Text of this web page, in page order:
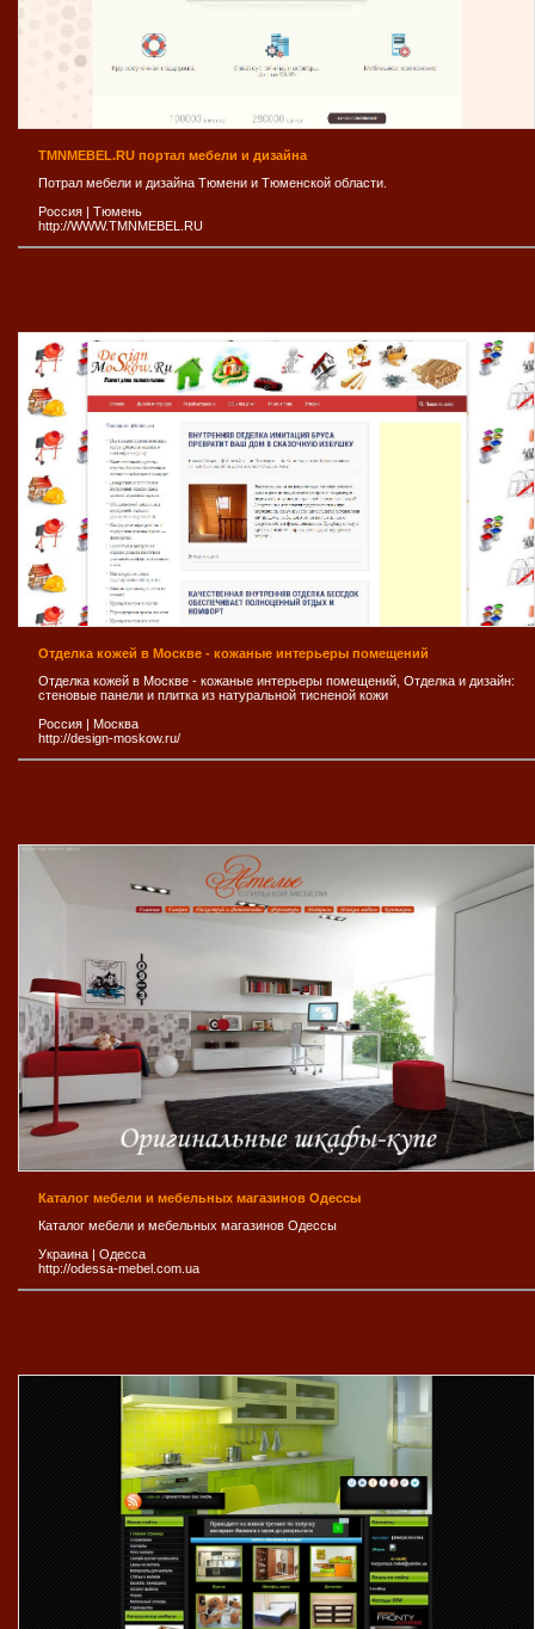
TMNMEBEL.RU портал мебели и дизайна
Потрал мебели и дизайна Тюмени и Тюменской области.
Россия | Тюмень
http://WWW.TMNMEBEL.RU
Отделка кожей в Москве - кожаные интерьеры помещений
Отделка кожей в Москве - кожаные интерьеры помещений, Отделка и дизайн:
стеновые панели и плитка из натуральной тисненой кожи
Россия | Москва
http://design-moskow.ru/
Каталог мебели и мебельных магазинов Одессы
Каталог мебели и мебельных магазинов Одессы
Украина | Одесса
http://odessa-mebel.com.ua